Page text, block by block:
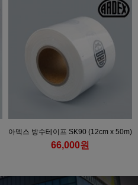
아덱스 방수테이프 SK90 (12cm x 50m)
66,000원